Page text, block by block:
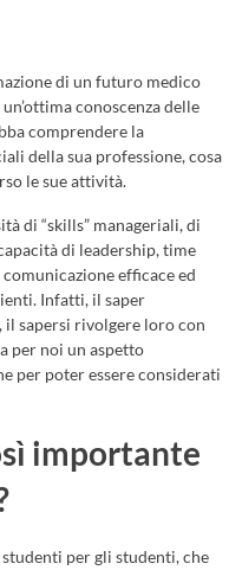
di un futuro medico
conoscenza delle
comprendere la
della sua professione, cosa
le sue attività.
di “skills” manageriali, di
di leadership, time
efficace ed
Infatti, il saper
sapersi rivolgere loro con
per noi un aspetto
per poter essere considerati
importante
studenti per gli studenti, che